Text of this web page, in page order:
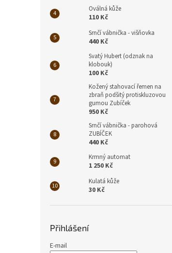
Oválná kůže
110 Kč
Srnčí vábnička - višňovka
440 Kč
Svatý Hubert (odznak na
klobouk)
100 Kč
Kožený stahovací řemen na
zbraň podšitý protiskluzovou
gumou Zubíček
950 Kč
Srnčí vábnička - parohová
ZUBÍČEK
440 Kč
Krmný automat
1 250 Kč
Kulatá kůže
30 Kč
Přihlášení
E-mail